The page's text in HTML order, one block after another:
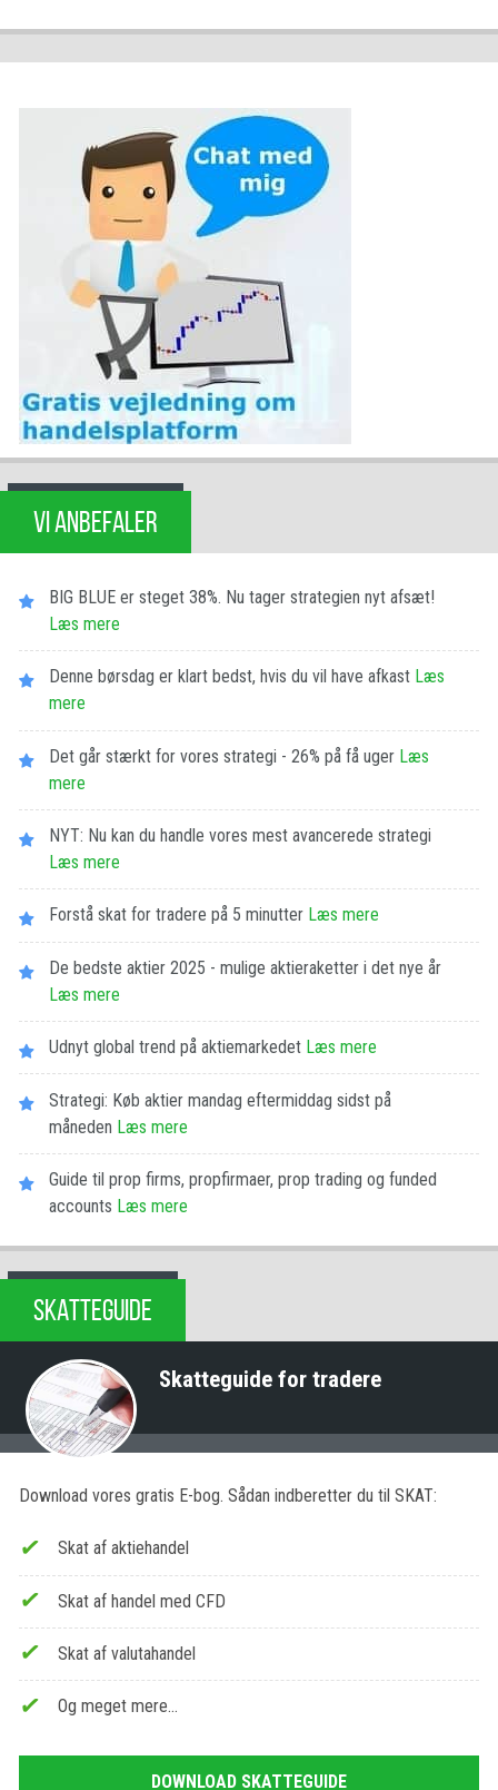
VI ANBEFALER
BIG BLUE er steget 38%. Nu tager strategien nyt afsæt!
Læs mere
Denne børsdag er klart bedst, hvis du vil have afkast Læs
mere
Det går stærkt for vores strategi - 26% på få uger Læs
mere
NYT: Nu kan du handle vores mest avancerede strategi
Læs mere
Forstå skat for tradere på 5 minutter Læs mere
De bedste aktier 2025 - mulige aktieraketter i det nye år
Læs mere
Udnyt global trend på aktiemarkedet Læs mere
Strategi: Køb aktier mandag eftermiddag sidst på
måneden Læs mere
Guide til prop firms, propfirmaer, prop trading og funded
accounts Læs mere
SKATTEGUIDE
Skatteguide for tradere
Download vores gratis E-bog. Sådan indberetter du til SKAT:
Skat af aktiehandel
Skat af handel med CFD
Skat af valutahandel
Og meget mere…
DOWNLOAD SKATTEGUIDE